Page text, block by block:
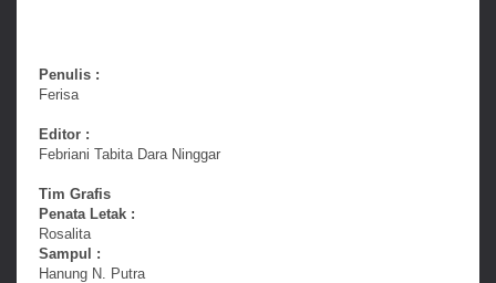
Penulis :
Ferisa
Editor :
Febriani Tabita Dara Ninggar
Tim Grafis
Penata Letak :
Rosalita
Sampul :
Hanung N. Putra